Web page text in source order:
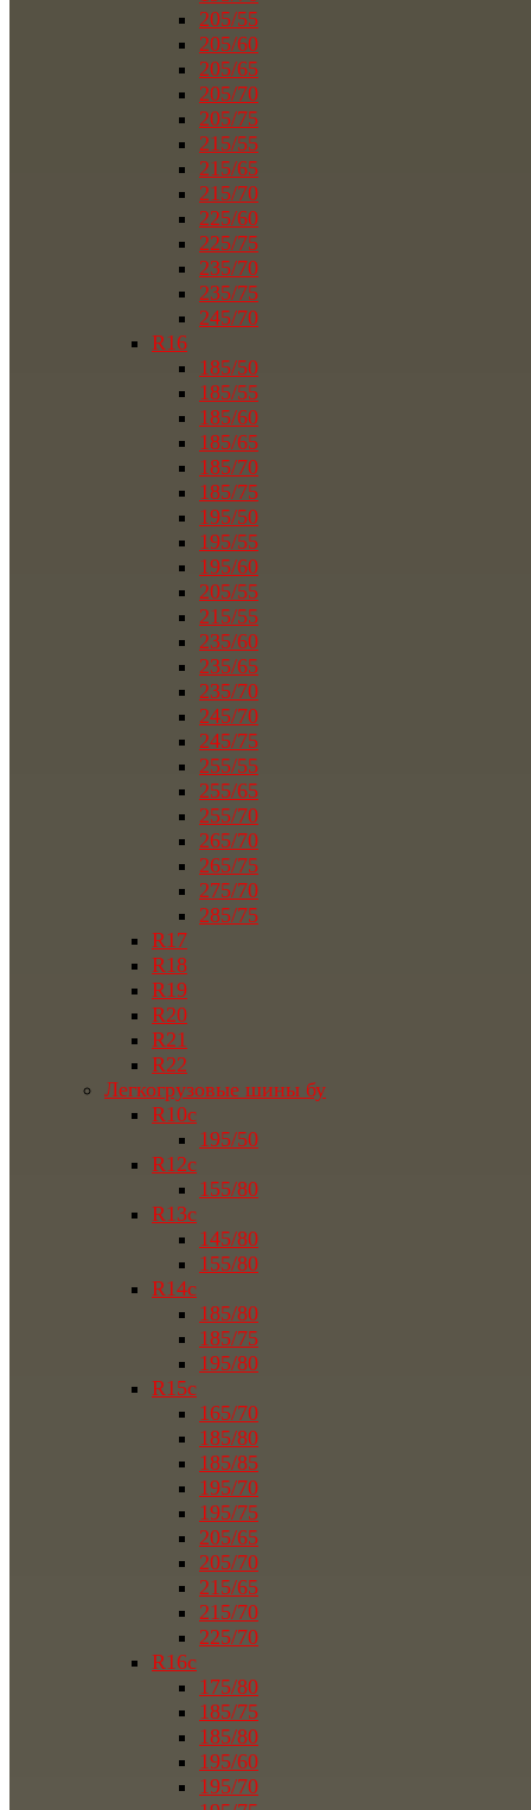
205/55
205/60
205/65
205/70
205/75
215/55
215/65
215/70
225/60
225/75
235/70
235/75
245/70
R16
185/50
185/55
185/60
185/65
185/70
185/75
195/50
195/55
195/60
205/55
215/55
235/60
235/65
235/70
245/70
245/75
255/55
255/65
255/70
265/70
265/75
275/70
285/75
R17
R18
R19
R20
R21
R22
Легкогрузовые шины бу
R10c
195/50
R12c
155/80
R13c
145/80
155/80
R14c
185/80
185/75
195/80
R15c
165/70
185/80
185/85
195/70
195/75
205/65
205/70
215/65
215/70
225/70
R16c
175/80
185/75
185/80
195/60
195/70